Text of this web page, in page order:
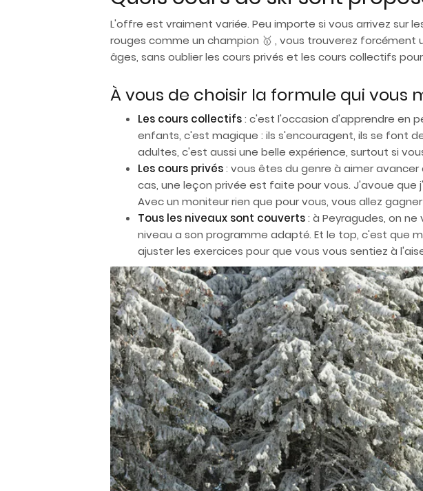
L'offre est vraiment variée. Peu importe si vous arrivez sur
rouges comme un champion 🥇 , vous trouverez forcément
âges, sans oublier les cours privés et les cours collectifs
À vous de choisir la formule qui vous
Les cours collectifs: c'est l'occasion d'apprendre en
enfants, c'est magique : ils s'encouragent, ils se font
adultes, c'est aussi une belle expérience, surtout si
Les cours privés: vous êtes du genre à aimer
cas, une leçon privée est faite pour vous. J'avoue
Avec un moniteur rien que pour vous, vous allez
Tous les niveaux sont couverts: à Peyragudes, on
niveau a son programme adapté. Et le top, c'est que
ajuster les exercices pour que vous vous sentiez à